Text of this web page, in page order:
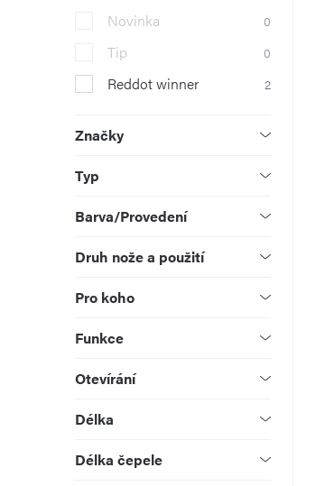
n
n
í
p
a
l
Novinka 0
Tip 0
Reddot winner 2
Značky
Typ
Barva/Provedení
Druh nože a použití
Pro koho
Funkce
Otevírání
Délka
Délka čepele